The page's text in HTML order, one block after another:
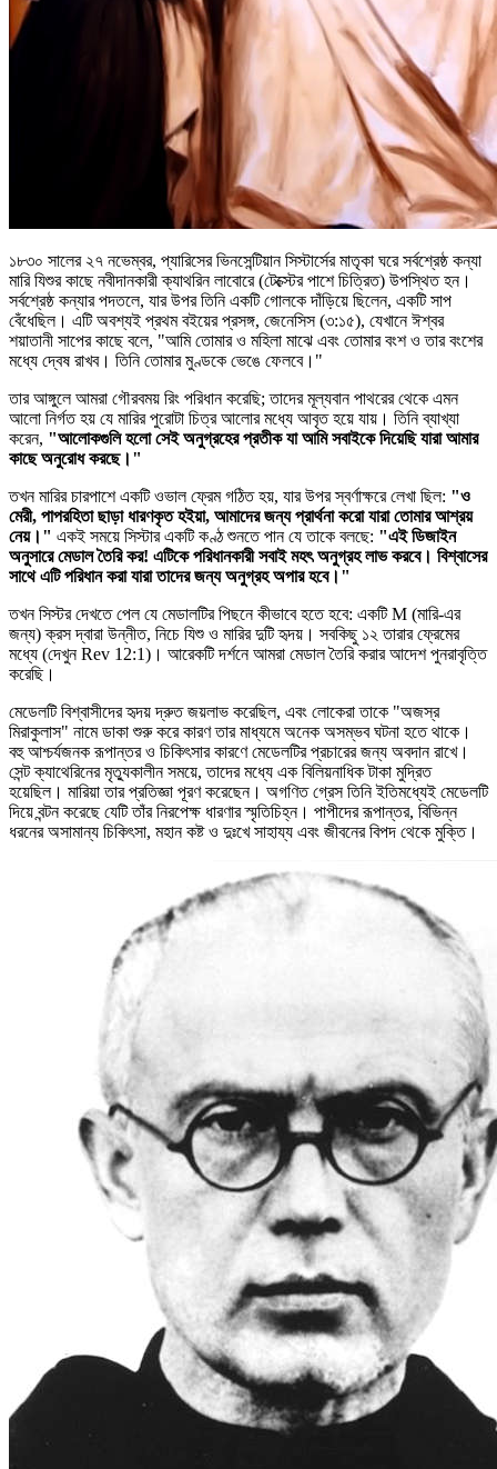
১৮৩০ সালের ২৭ নভেম্বর, প্যারিসের ভিনসেন্টিয়ান সিস্টার্সের মাতৃকা ঘরে সর্বশ্রেষ্ঠ কন্যা
মারি যিশুর কাছে নবীদানকারী ক্যাথরিন লাবোরে (টেক্স্টের পাশে চিত্রিত) উপস্থিত হন।
সর্বশ্রেষ্ঠ কন্যার পদতলে, যার উপর তিনি একটি গোলকে দাঁড়িয়ে ছিলেন, একটি সাপ
বেঁধেছিল। এটি অবশ্যই প্রথম বইয়ের প্রসঙ্গ, জেনেসিস (৩:১৫), যেখানে ঈশ্বর
শয়াতানী সাপের কাছে বলে, "আমি তোমার ও মহিলা মাঝে এবং তোমার বংশ ও তার বংশের
মধ্যে দ্বেষ রাখব। তিনি তোমার মুণ্ডকে ভেঙে ফেলবে।"
তার আঙ্গুলে আমরা গৌরবময় রিং পরিধান করেছি; তাদের মূল্যবান পাথরের থেকে এমন
আলো নির্গত হয় যে মারির পুরোটা চিত্র আলোর মধ্যে আবৃত হয়ে যায়। তিনি ব্যাখ্যা
করেন, "আলোকগুলি হলো সেই অনুগ্রহের প্রতীক যা আমি সবাইকে দিয়েছি যারা আমার
কাছে অনুরোধ করছে।"
তখন মারির চারপাশে একটি ওভাল ফ্রেম গঠিত হয়, যার উপর স্বর্ণাক্ষরে লেখা ছিল: "ও
মেরী, পাপরহিতা ছাড়া ধারণকৃত হইয়া, আমাদের জন্য প্রার্থনা করো যারা তোমার আশ্রয়
নেয়।" একই সময়ে সিস্টার একটি কণ্ঠ শুনতে পান যে তাকে বলছে: "এই ডিজাইন
অনুসারে মেডাল তৈরি কর! এটিকে পরিধানকারী সবাই মহৎ অনুগ্রহ লাভ করবে। বিশ্বাসের
সাথে এটি পরিধান করা যারা তাদের জন্য অনুগ্রহ অপার হবে।"
তখন সিস্টর দেখতে পেল যে মেডালটির পিছনে কীভাবে হতে হবে: একটি M (মারি-এর
জন্য) ক্রস দ্বারা উন্নীত, নিচে যিশু ও মারির দুটি হৃদয়। সবকিছু ১২ তারার ফ্রেমের
মধ্যে (দেখুন Rev 12:1)। আরেকটি দর্শনে আমরা মেডাল তৈরি করার আদেশ পুনরাবৃত্তি
করেছি।
মেডেলটি বিশ্বাসীদের হৃদয় দ্রুত জয়লাভ করেছিল, এবং লোকেরা তাকে "অজস্র
মিরাকুলাস" নামে ডাকা শুরু করে কারণ তার মাধ্যমে অনেক অসম্ভব ঘটনা হতে থাকে।
বহু আশ্চর্যজনক রূপান্তর ও চিকিৎসার কারণে মেডেলটির প্রচারের জন্য অবদান রাখে।
সেন্ট ক্যাথেরিনের মৃত্যুকালীন সময়ে, তাদের মধ্যে এক বিলিয়নাধিক টাকা মুদ্রিত
হয়েছিল। মারিয়া তার প্রতিজ্ঞা পূরণ করেছেন। অগণিত গ্রেস তিনি ইতিমধ্যেই মেডেলটি
দিয়ে বন্টন করেছে যেটি তাঁর নিরপেক্ষ ধারণার স্মৃতিচিহ্ন। পাপীদের রূপান্তর, বিভিন্ন
ধরনের অসামান্য চিকিৎসা, মহান কষ্ট ও দুঃখে সাহায্য এবং জীবনের বিপদ থেকে মুক্তি।